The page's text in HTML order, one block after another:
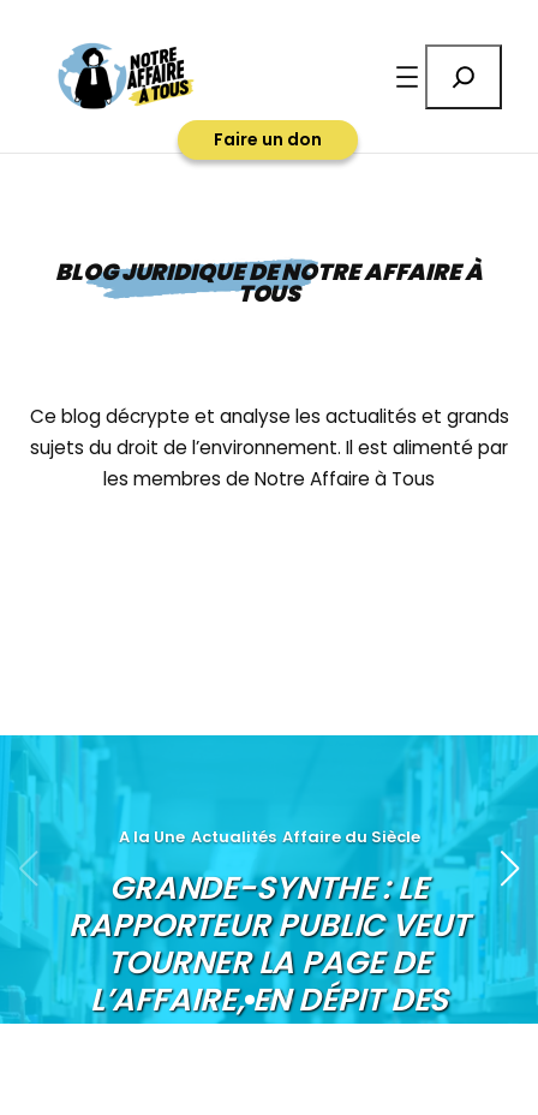
Faire un don
BLOG JURIDIQUE DE NOTRE AFFAIRE À
TOUS
Ce blog décrypte et analyse les actualités et grands
sujets du droit de l’environnement. Il est alimenté par
les membres de Notre Affaire à Tous
A la Une Actualités Affaire du Siècle
GRANDE-SYNTHE : LE
RAPPORTEUR PUBLIC VEUT
TOURNER LA PAGE DE
L’AFFAIRE, EN DÉPIT DES
CHIFFRES ALARMANTS SUR